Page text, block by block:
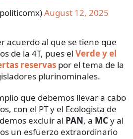
August 12, 2025
acuerdo al que se tiene que
de la 4T, pues el Verde y el
reservas por el tema de la
plurinominales.
que debemos llevar a cabo
con el PT y el Ecologista de
excluir al PAN, a MC y al
un esfuerzo extraordinario